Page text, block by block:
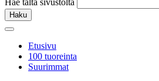
Hae tältä sivustolta
Haku
Etusivu
100 tuoreinta
Suurimmat